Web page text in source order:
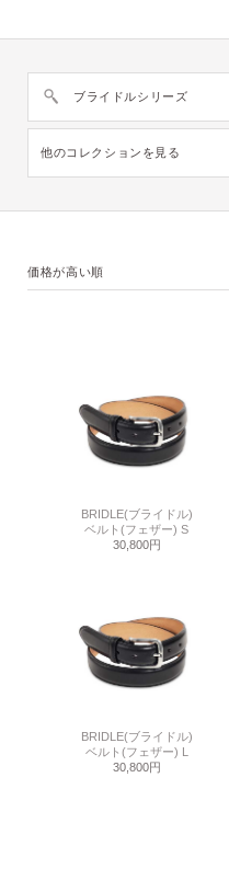
ブライドルシリーズ
他のコレクションを見る
価格が高い順
BRIDLE(ブライドル)
ベルト(フェザー) S
30,800円
BRIDLE(ブライドル)
ベルト(フェザー) L
30,800円